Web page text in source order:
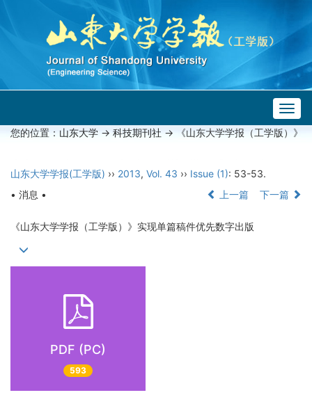
您的位置： 山东大学 -> 科技期刊社 -> 《山东大学学报（工学版）》
山东大学学报(工学版) ›› 2013, Vol. 43 ›› Issue (1): 53-53.
• 消息 •
上一篇 下一篇
《山东大学学报（工学版）》实现单篇稿件优先数字出版
PDF (PC)
593